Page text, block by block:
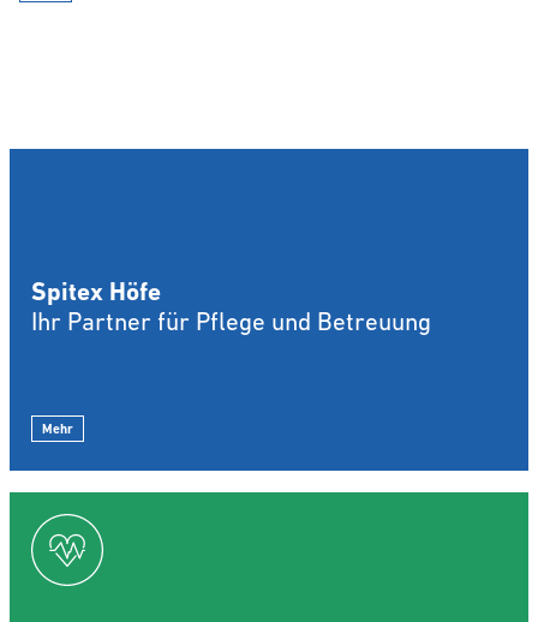
Spitex Höfe
Ihr Partner für Pflege und Betreuung
Mehr